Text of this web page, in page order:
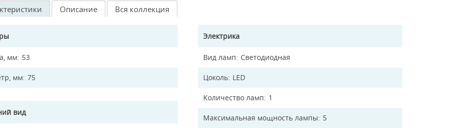
Описание Вся коллекция
мм 53
мм 75
вид
Электрика
Вид ламп Светодиодная
Цоколь LED
Количество ламп 1
Максимальная мощность лампы 5